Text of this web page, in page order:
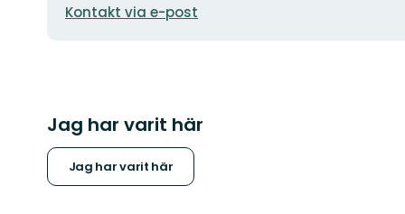
E-
Kontakt via e-post
Jag har varit här
Jag har varit här